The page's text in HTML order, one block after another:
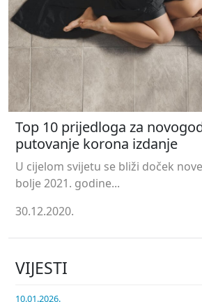
Top 10 prijedloga za
putovanje korona izdanje
U cijelom svijetu se bliži doček
bolje 2021. godine...
30.12.2020.
VIJESTI
10.01.2026.